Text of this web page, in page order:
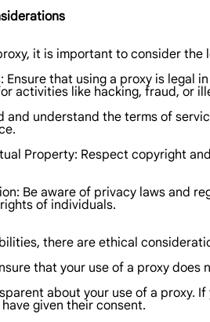
it is important to consider
Ensure that using a proxy is legal
activities like hacking, fraud, or
and understand the terms of
Property: Respect copyright
Be aware of privacy laws and
of individuals.
there are ethical
that your use of a proxy
about your use of a proxy.
given their consent.